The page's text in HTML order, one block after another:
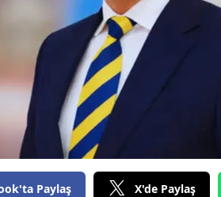
Paylaş X'de Paylaş